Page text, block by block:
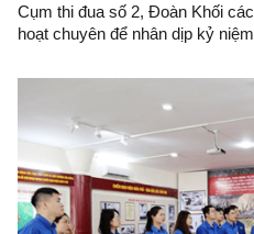
Cụm thi đua số 2, Đoàn Khối
hoạt chuyên để nhân dịp kỷ